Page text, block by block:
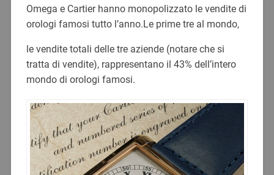
Omega e Cartier hanno monopolizzato le vendite di
orologi famosi tutto l’anno.Le prime tre al mondo,
le vendite totali delle tre aziende (notare che si
tratta di vendite), rappresentano il 43% dell’intero
mondo di orologi famosi.